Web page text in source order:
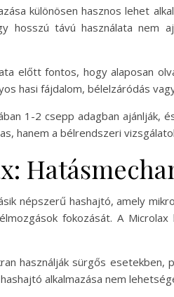
különösen hasznos lehet
hosszú távú használata nem
előtt fontos, hogy alaposan
hasi fájdalom, bélelzáródás
1-2 csepp adagban ajánlják,
hanem a bélrendszeri
népszerű hashajtó, amely
fokozását. A
használják sürgős
alkalmazása nem